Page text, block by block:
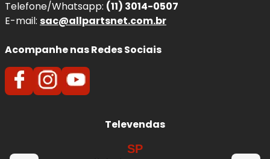
Telefone/Whatsapp: (11) 3014-0507
E-mail: sac@allpartsnet.com.br
Acompanhe nas Redes Sociais
Televendas
SP